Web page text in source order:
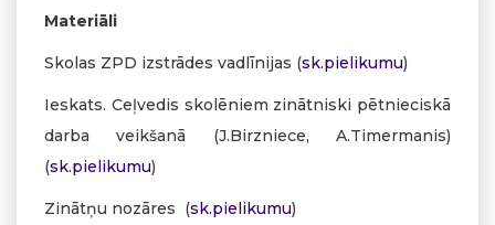
Materiāli
Skolas ZPD izstrādes vadlīnijas (sk.pielikumu)
Ieskats. Ceļvedis skolēniem zinātniski pētnieciskā
darba veikšanā (J.Birzniece, A.Timermanis)
(sk.pielikumu)
Zinātņu nozāres (sk.pielikumu)